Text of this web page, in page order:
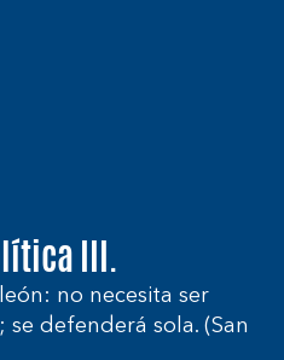
III.
no necesita ser
defenderá sola. (San